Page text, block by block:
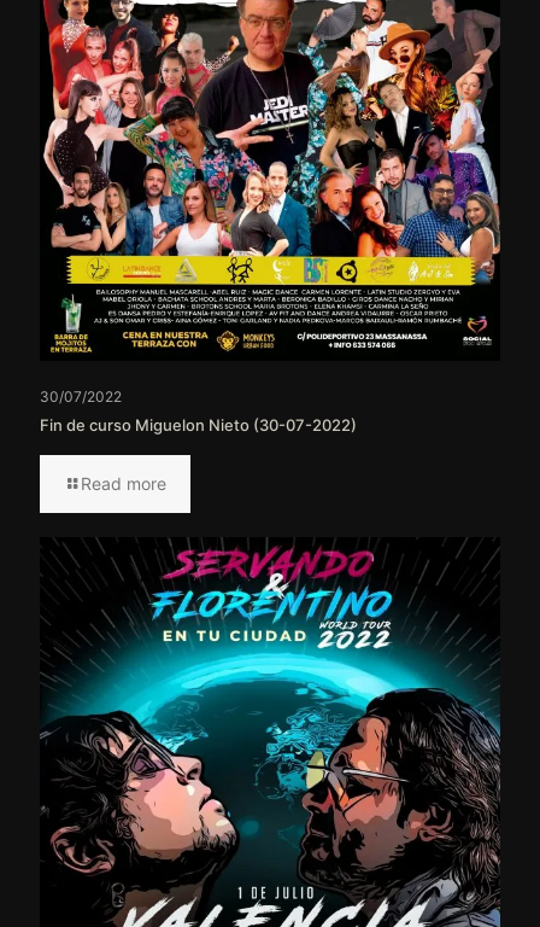
30/07/2022
Fin de curso Miguelon Nieto (30-07-2022)
Read more